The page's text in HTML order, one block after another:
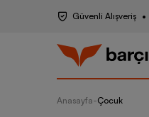
Güvenli Alışveriş
Anasayfa-Çocuk